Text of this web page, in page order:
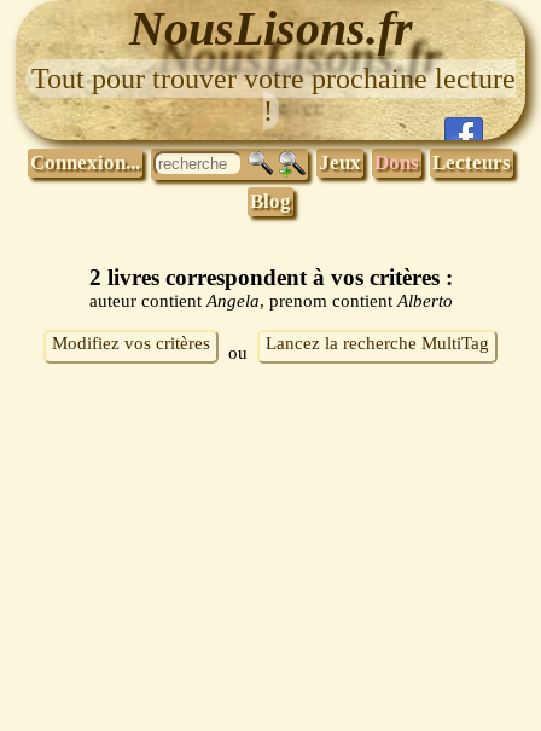
NousLisons.fr
Tout pour trouver votre prochaine lecture
!
Connexion... Jeux Dons Lecteurs
Blog
2 livres correspondent à vos critères :
auteur contientAngela, prenom contientAlberto
Modifiez vos critères ou Lancez la recherche MultiTag